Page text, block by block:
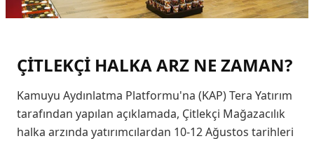
ÇİTLEKÇİ HALKA ARZ NE ZAMAN?
Kamuyu Aydınlatma Platformu'na (KAP) Tera Yatırım
tarafından yapılan açıklamada, Çitlekçi Mağazacılık
halka arzında yatırımcılardan 10-12 Ağustos tarihleri